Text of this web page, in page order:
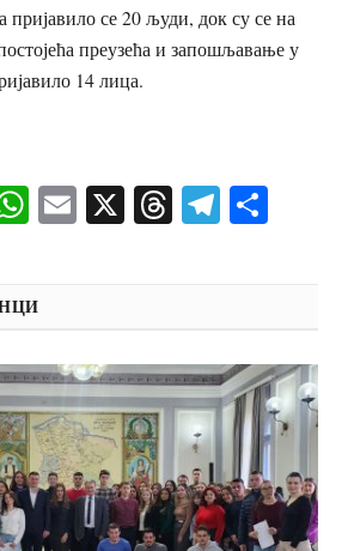
пријавило се 20 људи, док су се на
преузећа и запошљавање у
14 лица.
WhatsApp
Email
X Threads